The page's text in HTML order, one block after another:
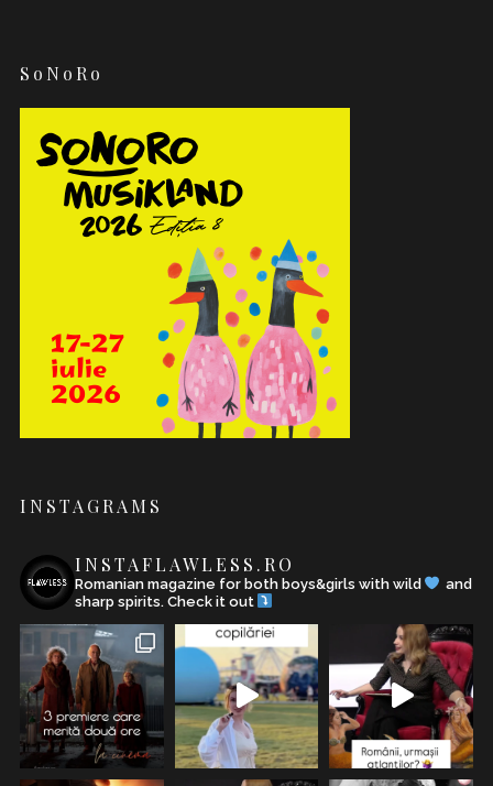
SoNoRo
INSTAGRAMS
INSTAFLAWLESS.RO
Romanian magazine for both boys&girls with wild
and
sharp spirits. Check it out